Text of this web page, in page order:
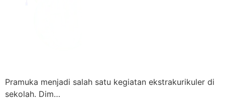
Pramuka menjadi salah satu kegiatan ekstrakurikuler di
sekolah. Dim…